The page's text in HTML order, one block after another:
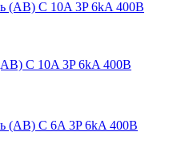
C 10A 3P 6kA 400В